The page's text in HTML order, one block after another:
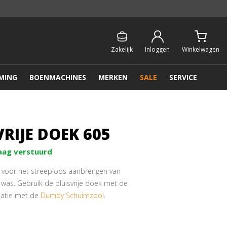
Zakelijk Inloggen Winkelwagen
BOENMACHINES MERKEN SALE SERVICE
DOEK 605
verstuurd
het streeploos aanbrengen van
Gebruik de pluisvrije doek met de
met de Dumby Schuimzool.